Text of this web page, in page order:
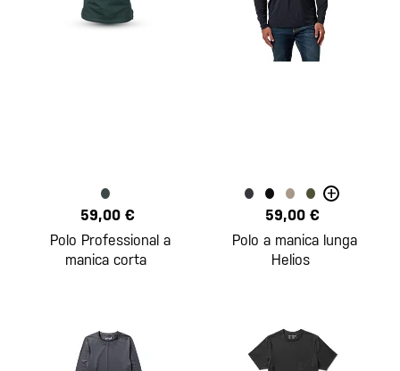
59,00 €
Polo Professional a
manica corta
+
59,00 €
Polo a manica lunga
Helios